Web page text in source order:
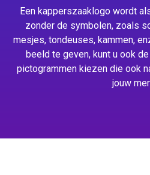
Een kapperszaaklogo wordt
zonder de symbolen, zoals
mesjes, tondeuses, kammen,
beeld te geven, kunt u ook
pictogrammen kiezen die ook
jouw